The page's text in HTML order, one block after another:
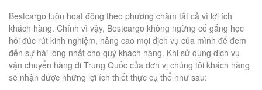
Bestcargo luôn hoạt động theo phương châm tất cả vì lợi ích
khách hàng. Chính vì vậy, Bestcargo không ngừng cố gắng học
hỏi đúc rút kinh nghiệm, nâng cao mọi dịch vụ của mình để đem
đến sự hài lòng nhất cho quý khách hàng. Khi sử dụng dịch vụ
vận chuyển hàng đi Trung Quốc của đơn vị chúng tôi khách hàng
sẽ nhận được những lợi ích thiết thực cụ thể như sau: